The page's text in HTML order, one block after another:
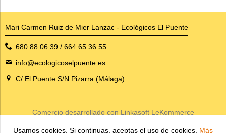
Usamos cookies. Si continuas, aceptas el uso de cookies. Más
Mari Carmen Ruiz de Mier Lanzac - Ecológicos El Puente
680 88 06 39 / 664 65 36 55
info@ecologicoselpuente.es
C/ El Puente S/N Pizarra (Málaga)
Comercio desarrollado con Linkasoft LeKommerce